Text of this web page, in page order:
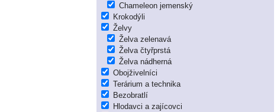
Chameleon jemenský
Krokodýli
Želvy
Želva zelenavá
Želva čtyřprstá
Želva nádherná
Obojživelníci
Terárium a technika
Bezobratlí
Hlodavci a zajícovci